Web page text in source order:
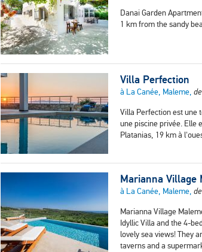
Danai Garden
1 km from the sandy
Villa Perfection
à La Canée, Maleme, de
Villa Perfection est une
une piscine privée. Elle
Platanias, 19 km à
Marianna Village
à La Canée, Maleme, de
Marianna Village
Idyllic Villa and the 4-
lovely sea views! They
taverns and a